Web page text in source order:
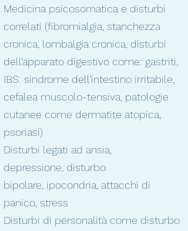
Medicina psicosomatica e disturbi
correlati (fibromialgia, stanchezza
cronica, lombalgia cronica, disturbi
dell’apparato digestivo come: gastriti,
IBS: sindrome dell’intestino irritabile,
cefalea muscolo-tensiva, patologie
cutanee come dermatite atopica,
psoriasi)
Disturbi legati ad ansia
depressione disturbo
bipolare ipocondria attacchi di
panico stress
Disturbi di personalità come disturbo